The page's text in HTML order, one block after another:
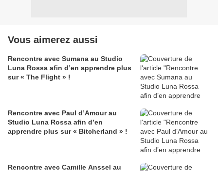
Vous aimerez aussi
Rencontre avec Sumana au Studio
Luna Rossa afin d’en apprendre plus
sur « The Flight » !
Rencontre avec Paul d’Amour au
Studio Luna Rossa afin d’en
apprendre plus sur « Bitcherland » !
Rencontre avec Camille Anssel au